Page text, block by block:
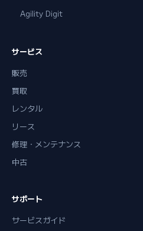
Agility Digit
サービス
販売
買取
レンタル
リース
修理・メンテナンス
中古
サポート
サービスガイド